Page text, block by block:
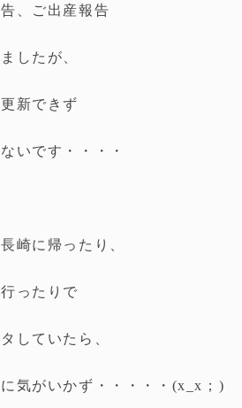
、ご出産報告
したが、
新できず
いです・・・・
崎に帰ったり、
ったりで
していたら、
気がいかず・・・・・(x_x；)